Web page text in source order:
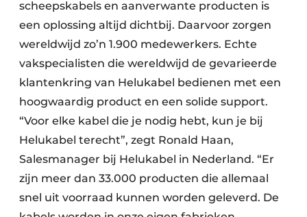
scheepskabels en aanverwante producten is
een oplossing altijd dichtbij. Daarvoor zorgen
wereldwijd zo’n 1.900 medewerkers. Echte
vakspecialisten die wereldwijd de gevarieerde
klantenkring van Helukabel bedienen met een
hoogwaardig product en een solide support.
“Voor elke kabel die je nodig hebt, kun je bij
Helukabel terecht”, zegt Ronald Haan,
Salesmanager bij Helukabel in Nederland. “Er
zijn meer dan 33.000 producten die allemaal
snel uit voorraad kunnen worden geleverd. De